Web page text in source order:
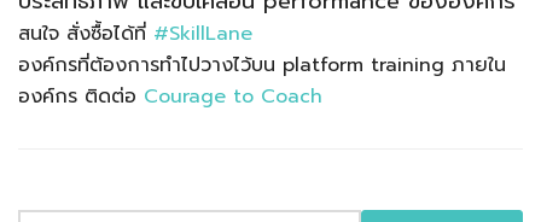
สนใจ สั่งซื้อได้ที่ #SkillLane
องค์กรที่ต้องการทำไปวางไว้บน platform training ภายใน
องค์กร ติดต่อ Courage to Coach